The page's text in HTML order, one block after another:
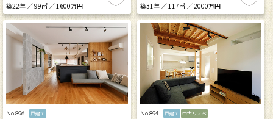
築22年 ／ 99㎡ ／ 1600万円 築31年 ／ 117㎡ ／ 2000万円
No.896 戸建て No.894 戸建て 中古リノベ